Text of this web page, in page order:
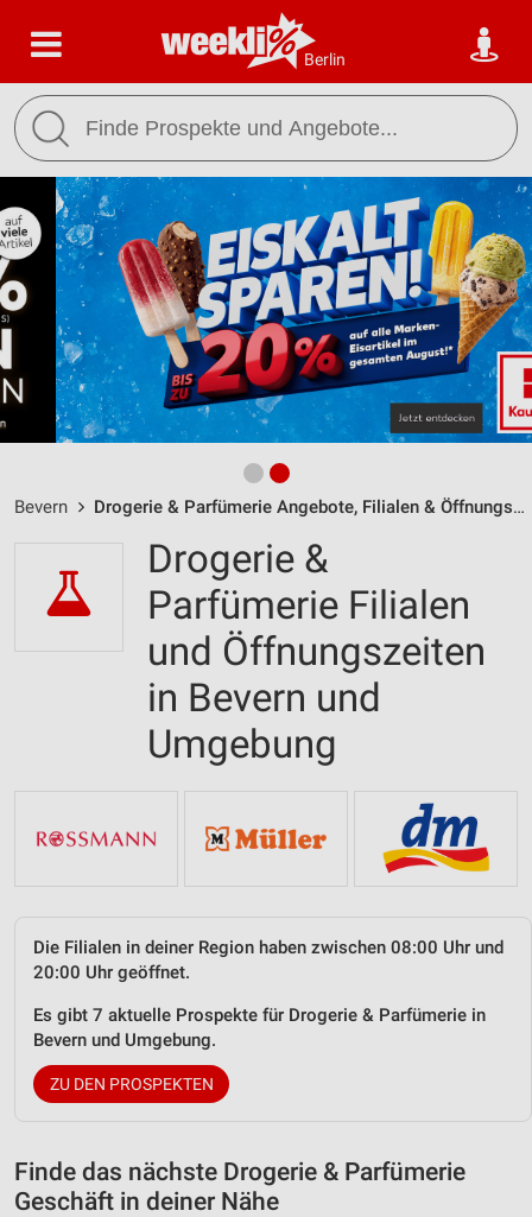
Berlin
Bevern Drogerie & Parfümerie Angebote, Filialen & Öffnungszeiten
Drogerie &
Parfümerie Filialen
und Öffnungszeiten
in Bevern und
Umgebung
Die Filialen in deiner Region haben zwischen 08:00 Uhr und
20:00 Uhr geöffnet.
Es gibt 7 aktuelle Prospekte für Drogerie & Parfümerie in
Bevern und Umgebung.
ZU DEN PROSPEKTEN
Finde das nächste Drogerie & Parfümerie
Geschäft in deiner Nähe